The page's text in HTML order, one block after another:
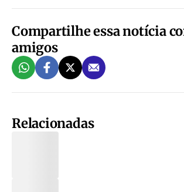
Compartilhe essa notícia
amigos
Relacionadas